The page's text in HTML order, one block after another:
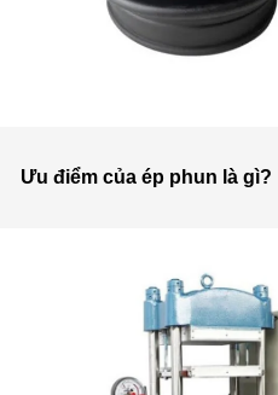
Ưu điểm của ép phun là gì?